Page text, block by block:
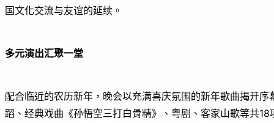
国文化交流与友谊的延续。
多元演出汇聚一堂
配合临近的农历新年，晚会以充满喜庆氛围的新年歌曲揭开
蹈、经典戏曲《孙悟空三打白骨精》、粤剧、客家山歌等共